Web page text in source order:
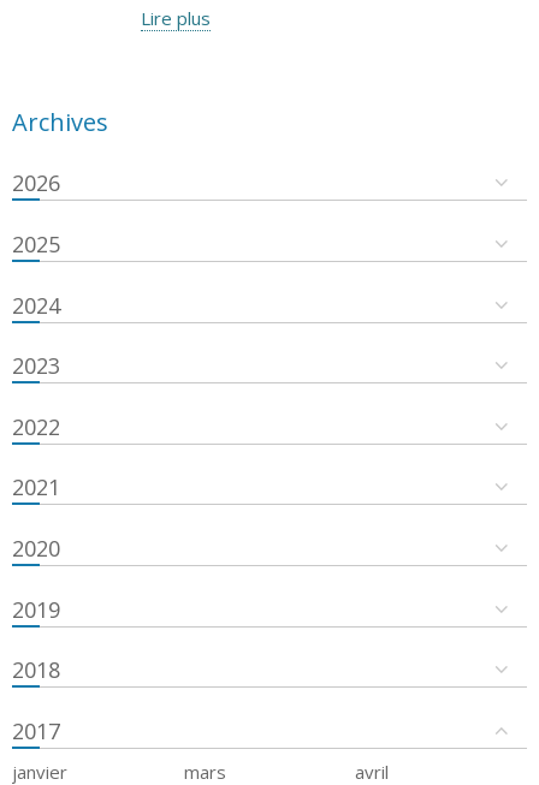
Lire plus
Archives
2026
2025
2024
2023
2022
2021
2020
2019
2018
2017
janvier mars
avril